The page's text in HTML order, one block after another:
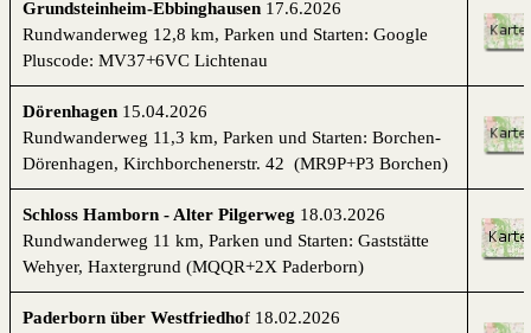
Grundsteinheim-Ebbinghausen 17.6.2026
Rundwanderweg 12,8 km, Parken und Starten: Google
Pluscode: MV37+6VC Lichtenau
Dörenhagen 15.04.2026
Rundwanderweg 11,3 km, Parken und Starten: Borchen-
Dörenhagen, Kirchborchenerstr. 42 (MR9P+P3 Borchen)
Schloss Hamborn - Alter Pilgerweg 18.03.2026
Rundwanderweg 11 km, Parken und Starten: Gaststätte
Wehyer, Haxtergrund (MQQR+2X Paderborn)
Paderborn über Westfriedhof 18.02.2026